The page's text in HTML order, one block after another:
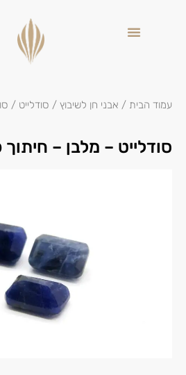
עמוד הבית / אבני חן לשיבוץ / סודלייט /
סודלייט – מלבן –